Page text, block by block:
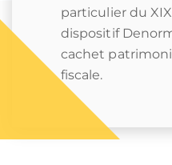
particulier du
dispositif
cachet
fiscale.